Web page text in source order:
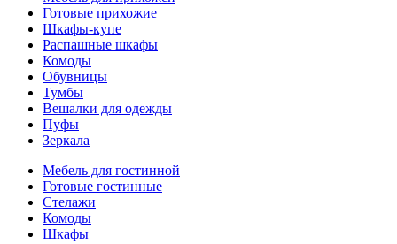
Готовые прихожие
Шкафы-купе
Распашные шкафы
Комоды
Обувницы
Тумбы
Вешалки для одежды
Пуфы
Зеркала
Мебель для гостинной
Готовые гостинные
Стелажи
Комоды
Шкафы